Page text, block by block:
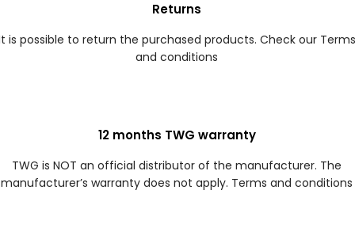
Returns
is possible to return the purchased products. Check our Terms
and conditions
12 months TWG warranty
TWG is NOT an official distributor of the manufacturer. The
manufacturer’s warranty does not apply. Terms and conditions